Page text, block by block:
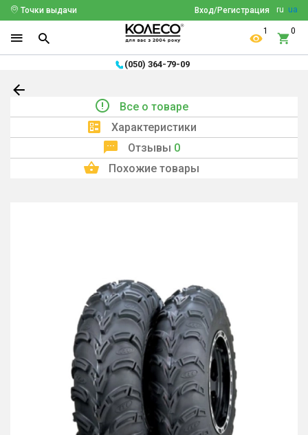
ru ua
Вход/Регистрация
Точки выдачи
1 0
(050) 364-79-09
Все о товаре
Характеристики
Отзывы 0
Похожие товары